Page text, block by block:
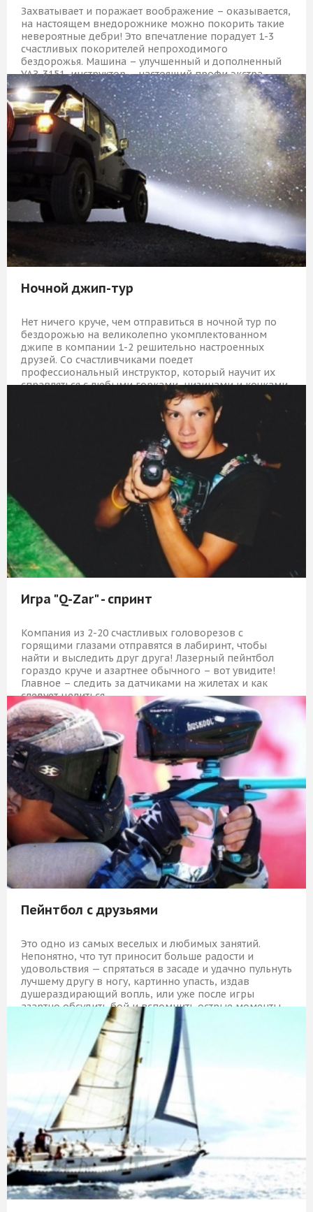
Захватывает и поражает воображение – оказывается,
на настоящем внедорожнике можно покорить такие
невероятные дебри! Это впечатление порадует 1-3
счастливых покорителей непроходимого
бездорожья. Машина – улучшенный и дополненный
УАЗ-3151, инструктор – настоящий профи экстра-
класса!
27 509 Р КУПИТЬ
Ночной джип-тур
Нет ничего круче, чем отправиться в ночной тур по
бездорожью на великолепно укомплектованном
джипе в компании 1-2 решительно настроенных
друзей. Со счастливчиками поедет
профессиональный инструктор, который научит их
справляться с любыми горками, низинами и кочками.
КУПИТЬ
Игра "Q-Zar" - спринт
Компания из 2-20 счастливых головорезов с
горящими глазами отправятся в лабиринт, чтобы
найти и выследить друг друга! Лазерный пейнтбол
гораздо круче и азартнее обычного – вот увидите!
Главное – следить за датчиками на жилетах и как
следует целиться.
7 349 Р КУПИТЬ
Пейнтбол с друзьями
Это одно из самых веселых и любимых занятий.
Непонятно, что тут приносит больше радости и
удовольствия — спрятаться в засаде и удачно пульнуть
лучшему другу в ногу, картинно упасть, издав
душераздирающий вопль, или уже после игры
азартно обсудить бой и вспомнить острые моменты.